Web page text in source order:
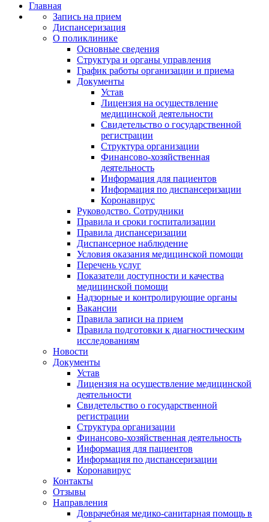
Главная
Запись на прием
Диспансеризация
О поликлинике
Основные сведения
Структура и органы управления
График работы организации и приема
Документы
Устав
Лицензия на осуществление
медицинской деятельности
Свидетельство о государственной
регистрации
Структура организации
Финансово-хозяйственная
деятельность
Информация для пациентов
Информация по диспансеризации
Коронавирус
Руководство. Сотрудники
Правила и сроки госпитализации
Правила диспансеризации
Диспансерное наблюдение
Условия оказания медицинской помощи
Перечень услуг
Показатели доступности и качества
медицинской помощи
Надзорные и контролирующие органы
Вакансии
Правила записи на прием
Правила подготовки к диагностическим
исследованиям
Новости
Документы
Устав
Лицензия на осуществление медицинской
деятельности
Свидетельство о государственной
регистрации
Структура организации
Финансово-хозяйственная деятельность
Информация для пациентов
Информация по диспансеризации
Коронавирус
Контакты
Отзывы
Направления
Доврачебная медико-санитарная помощь в